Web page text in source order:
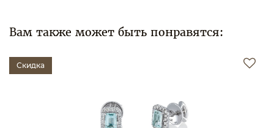
Вам также может быть понравятся:
Скидка